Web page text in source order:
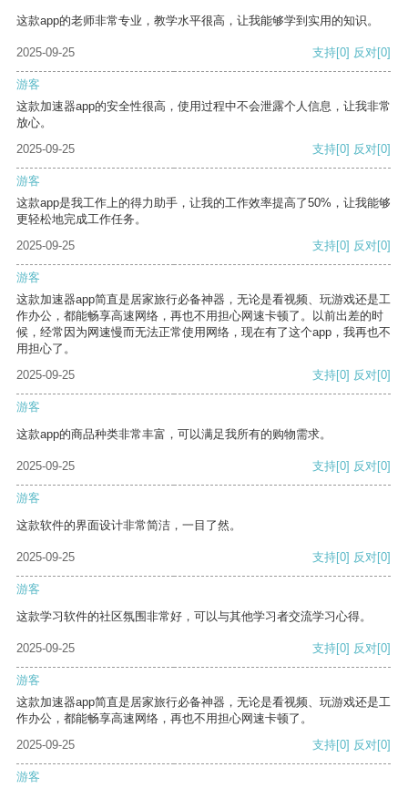
这款app的老师非常专业，教学水平很高，让我能够学到实用的知识。
2025-09-25 支持[0] 反对[0]
游客
这款加速器app的安全性很高，使用过程中不会泄露个人信息，让我非常
放心。
2025-09-25
支持[0] 反对[0]
游客
这款app是我工作上的得力助手，让我的工作效率提高了50%，让我能够
更轻松地完成工作任务。
2025-09-25
支持[0] 反对[0]
游客
这款加速器app简直是居家旅行必备神器，无论是看视频、玩游戏还是工
作办公，都能畅享高速网络，再也不用担心网速卡顿了。以前出差的时
候，经常因为网速慢而无法正常使用网络，现在有了这个app，我再也不
用担心了。
2025-09-25
支持[0] 反对[0]
游客
这款app的商品种类非常丰富，可以满足我所有的购物需求。
2025-09-25 支持[0] 反对[0]
游客
这款软件的界面设计非常简洁，一目了然。
2025-09-25 支持[0] 反对[0]
游客
这款学习软件的社区氛围非常好，可以与其他学习者交流学习心得。
2025-09-25 支持[0] 反对[0]
游客
这款加速器app简直是居家旅行必备神器，无论是看视频、玩游戏还是工
作办公，都能畅享高速网络，再也不用担心网速卡顿了。
2025-09-25
支持[0] 反对[0]
游客